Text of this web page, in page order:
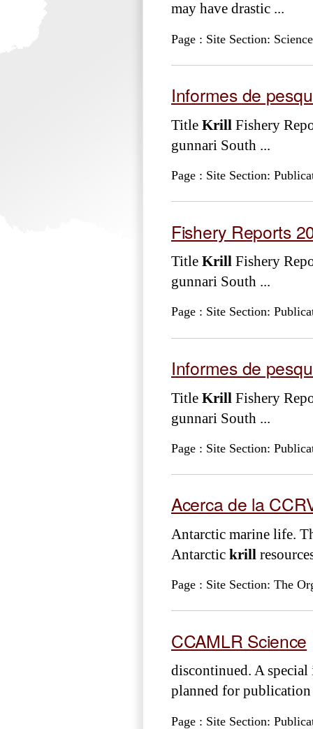
may have drastic ...
Page : Site Section: Science
Informes de
Title Krill Fishery
gunnari South ...
Page : Site Section:
Fishery Reports
Title Krill Fishery
gunnari South ...
Page : Site Section:
Informes de
Title Krill Fishery
gunnari South ...
Page : Site Section:
Acerca de la
Antarctic marine life.
Antarctic krill
Page : Site Section: The
CCAMLR Science
discontinued. A
planned for
Page : Site Section: